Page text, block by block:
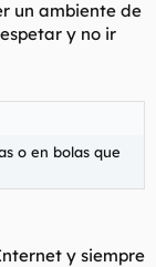
un ambiente de
y no ir
o en bolas que
y siempre